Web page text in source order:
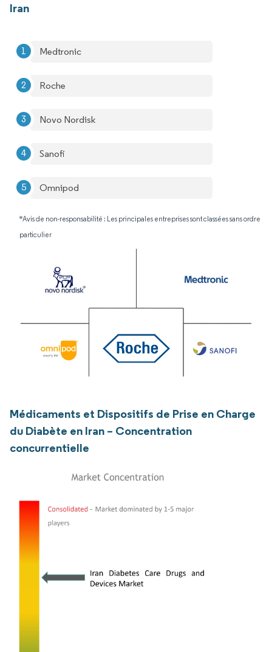
Iran
Medtronic
Roche
Novo Nordisk
Sanofi
Omnipod
*Avis de non-responsabilité : Les principales entreprises sont classées sans ordre
particulier
Médicaments et Dispositifs de Prise en Charge
du Diabète en Iran – Concentration
concurrentielle